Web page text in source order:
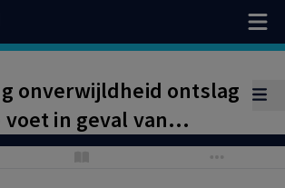
onverwijldheid ontslag
in geval van
dringende reden.